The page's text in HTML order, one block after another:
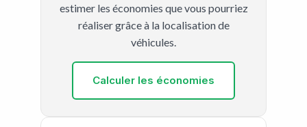
estimer les économies que vous pourriez
réaliser grâce à la localisation de
véhicules.
Calculer les économies